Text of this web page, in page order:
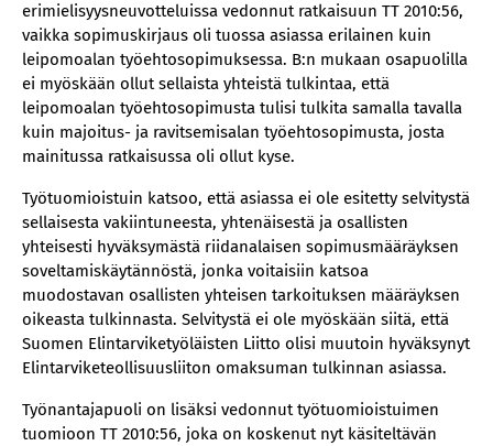
erimielisyysneuvotteluissa vedonnut ratkaisuun TT 2010:56,
vaikka sopimuskirjaus oli tuossa asiassa erilainen kuin
leipomoalan työehtosopimuksessa. B:n mukaan osapuolilla
ei myöskään ollut sellaista yhteistä tulkintaa, että
leipomoalan työehtosopimusta tulisi tulkita samalla tavalla
kuin majoitus- ja ravitsemisalan työehtosopimusta, josta
mainitussa ratkaisussa oli ollut kyse.
Työtuomioistuin katsoo, että asiassa ei ole esitetty selvitystä
sellaisesta vakiintuneesta, yhtenäisestä ja osallisten
yhteisesti hyväksymästä riidanalaisen sopimusmääräyksen
soveltamiskäytännöstä, jonka voitaisiin katsoa
muodostavan osallisten yhteisen tarkoituksen määräyksen
oikeasta tulkinnasta. Selvitystä ei ole myöskään siitä, että
Suomen Elintarviketyöläisten Liitto olisi muutoin hyväksynyt
Elintarviketeollisuusliiton omaksuman tulkinnan asiassa.
Työnantajapuoli on lisäksi vedonnut työtuomioistuimen
tuomioon TT 2010:56, joka on koskenut nyt käsiteltävän